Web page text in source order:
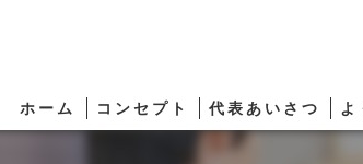
ホーム コンセプト 代表あいさつ よ